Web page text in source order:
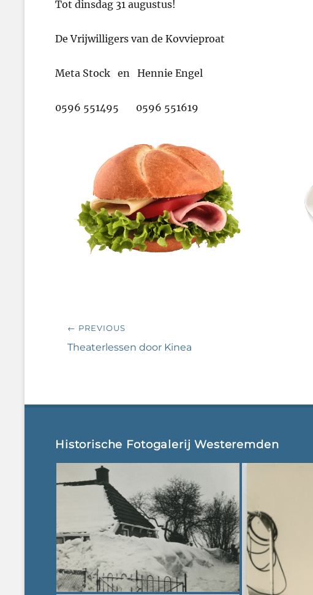
Tot dinsdag 31 augustus!
De Vrijwilligers van de Kovvieproat
Meta Stock en Hennie Engel
0596 551495 0596 551619
Bericht
navigatie
← PREVIOUS
Previous
Theaterlessen door Kinea
Historische Fotogalerij Westeremden